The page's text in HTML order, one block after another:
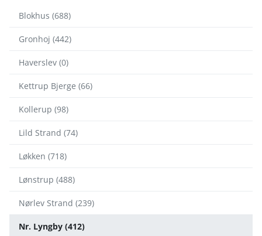
Blokhus (688)
Gronhoj (442)
Haverslev (0)
Kettrup Bjerge (66)
Kollerup (98)
Lild Strand (74)
Løkken (718)
Lønstrup (488)
Nørlev Strand (239)
Nr. Lyngby (412)